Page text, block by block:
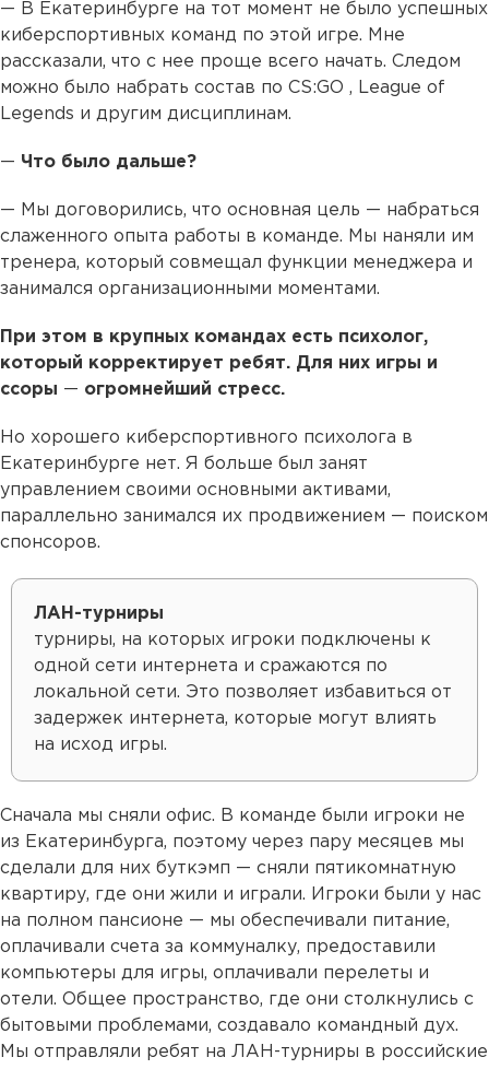
— В Екатеринбурге на тот момент не было успешных
киберспортивных команд по этой игре. Мне
рассказали, что с нее проще всего начать. Следом
можно было набрать состав по CS:GO , League of
Legends и другим дисциплинам.
— Что было дальше?
— Мы договорились, что основная цель — набраться
слаженного опыта работы в команде. Мы наняли им
тренера, который совмещал функции менеджера и
занимался организационными моментами.
При этом в крупных командах есть психолог,
который корректирует ребят. Для них игры и
ссоры — огромнейший стресс.
Но хорошего киберспортивного психолога в
Екатеринбурге нет. Я больше был занят
управлением своими основными активами,
параллельно занимался их продвижением — поиском
спонсоров.
ЛАН-турниры
турниры, на которых игроки подключены к
одной сети интернета и сражаются по
локальной сети. Это позволяет избавиться от
задержек интернета, которые могут влиять
на исход игры.
Сначала мы сняли офис. В команде были игроки не
из Екатеринбурга, поэтому через пару месяцев мы
сделали для них буткэмп — сняли пятикомнатную
квартиру, где они жили и играли. Игроки были у нас
на полном пансионе — мы обеспечивали питание,
оплачивали счета за коммуналку, предоставили
компьютеры для игры, оплачивали перелеты и
отели. Общее пространство, где они столкнулись с
бытовыми проблемами, создавало командный дух.
Мы отправляли ребят на ЛАН-турниры в российские